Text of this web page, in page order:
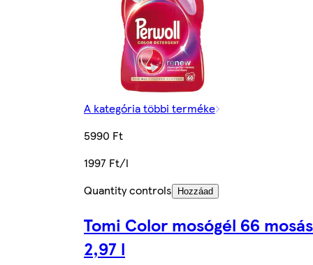
A kategória többi terméke
5990 Ft
1997 Ft/l
Quantity controls
Hozzáad
Tomi Color mosógél 66 mosás
2,97 l